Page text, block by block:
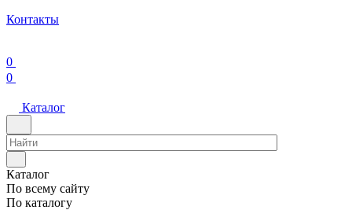
Контакты
0
0
Каталог
Каталог
По всему сайту
По каталогу